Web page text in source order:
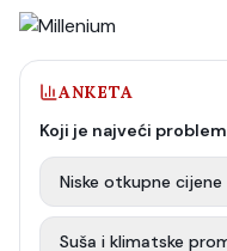
ANKETA
Koji je najveći
Niske otkupne cijene
Suša i klimatske